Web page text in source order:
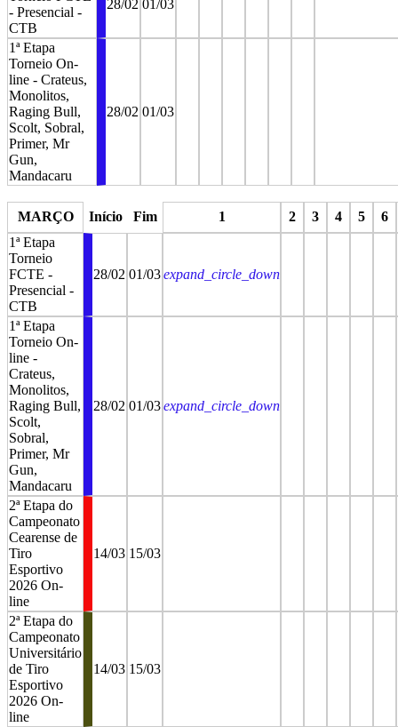
- Presencial -
CTB
28/02 01/03
1ª Etapa
Torneio On-
line - Crateus,
Monolitos,
Raging Bull,
Scolt, Sobral,
Primer, Mr
Gun,
Mandacaru
28/02 01/03
MARÇO
Início Fim 1 2 3 4 5
6
1ª Etapa
Torneio
FCTE -
Presencial -
CTB
28/02 01/03expand_circle_down
1ª Etapa
Torneio On-
line -
Crateus,
Monolitos,
Raging Bull,
Scolt,
Sobral,
Primer, Mr
Gun,
Mandacaru
28/02 01/03expand_circle_down
2ª Etapa do
Campeonato
Cearense de
Tiro
Esportivo
2026 On-
line
14/03 15/03
2ª Etapa do
Campeonato
Universitário
de Tiro
Esportivo
2026 On-
line
14/03 15/03